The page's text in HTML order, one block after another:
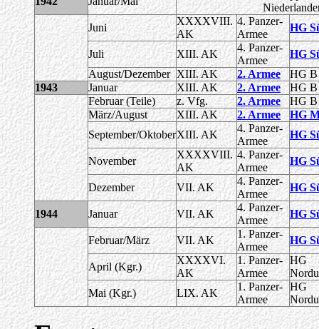
Juni
XXXXVIII.
AK
4. Panzer-
Armee
HG
Juli XIII. AK
4. Panzer-
Armee
HG
August/Dezember XIII. AK 2. Armee
HG B
1943
Januar XIII. AK 2. Armee
HG B
Februar (Teile)
z. Vfg. 2. Armee
HG B
März/August
XIII. AK 2. Armee
HG
September/OktoberXIII. AK
4. Panzer-
Armee
HG
November
XXXXVIII.
AK
4. Panzer-
Armee
HG
Dezember VII. AK
4. Panzer-
Armee
HG
1944 Januar VII. AK
4. Panzer-
Armee
HG
Februar/März VII. AK
1. Panzer-
Armee
HG
April (Kgr.)
XXXXVI.
AK
1. Panzer-
Armee
HG
Mai (Kgr.)
LIX. AK
1. Panzer-
Armee
HG